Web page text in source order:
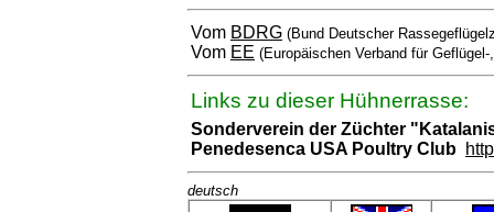
Vom BDRG (Bund Deutscher
Vom EE (Europäischen Verband für
Links zu dieser Hühnerrasse:
Sonderverein der Züchter
Penedesenca USA Poultry Club
deutsch